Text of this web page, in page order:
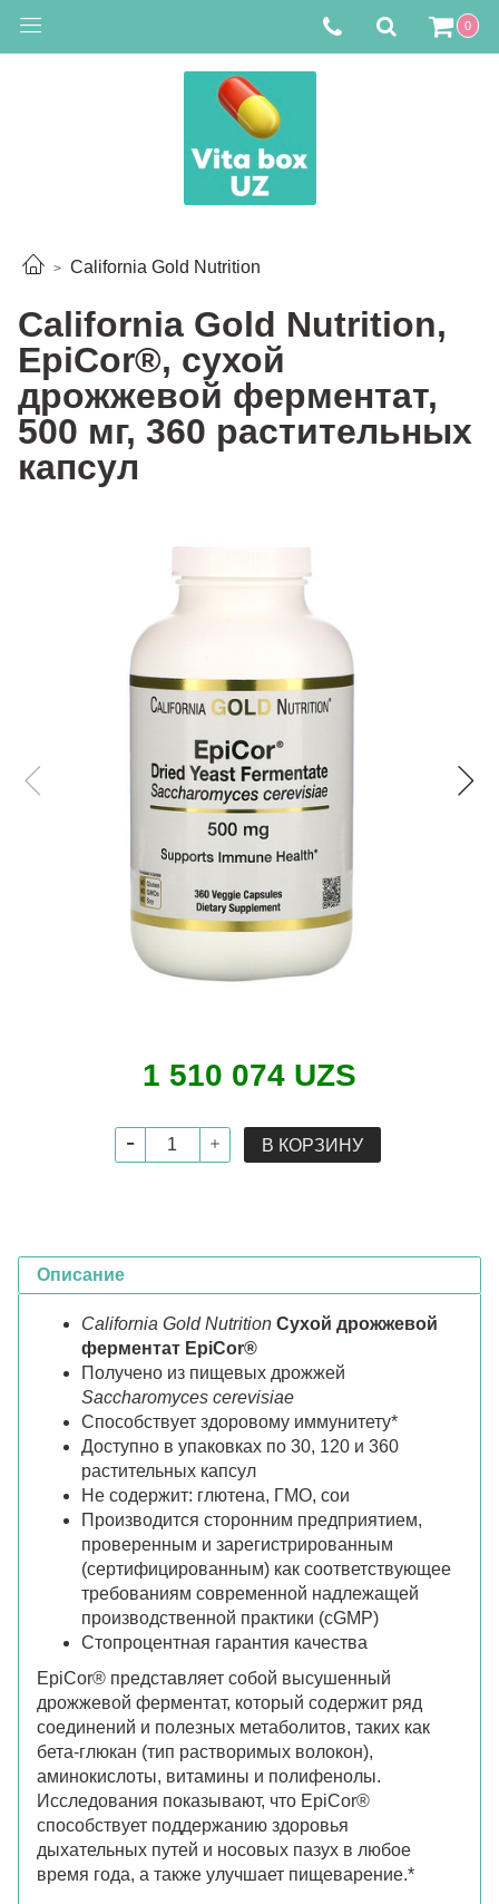
0
California Gold Nutrition
California Gold Nutrition,
EpiCor®️, сухой
дрожжевой ферментат,
500 мг, 360 растительных
капсул
1 510 074 UZS
В КОРЗИНУ
Описание
California Gold Nutrition Сухой дрожжевой
ферментат EpiCor®
Получено из пищевых дрожжей
Saccharomyces cerevisiae
Способствует здоровому иммунитету*
Доступно в упаковках по 30, 120 и 360
растительных капсул
Не содержит: глютена, ГМО, сои
Производится сторонним предприятием,
проверенным и зарегистрированным
(сертифицированным) как соответствующее
требованиям современной надлежащей
производственной практики (cGMP)
Стопроцентная гарантия качества
EpiCor® представляет собой высушенный
дрожжевой ферментат, который содержит ряд
соединений и полезных метаболитов, таких как
бета-глюкан (тип растворимых волокон),
аминокислоты, витамины и полифенолы.
Исследования показывают, что EpiCor®
способствует поддержанию здоровья
дыхательных путей и носовых пазух в любое
время года, а также улучшает пищеварение.*